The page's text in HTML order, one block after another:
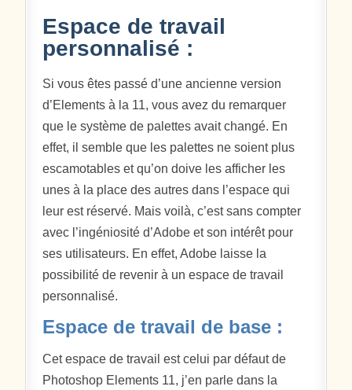
Espace de travail
personnalisé :
Si vous êtes passé d’une ancienne version
d’Elements à la 11, vous avez du remarquer
que le système de palettes avait changé. En
effet, il semble que les palettes ne soient plus
escamotables et qu’on doive les afficher les
unes à la place des autres dans l’espace qui
leur est réservé. Mais voilà, c’est sans compter
avec l’ingéniosité d’Adobe et son intérêt pour
ses utilisateurs. En effet, Adobe laisse la
possibilité de revenir à un espace de travail
personnalisé.
Espace de travail de base :
Cet espace de travail est celui par défaut de
Photoshop Elements 11, j’en parle dans la